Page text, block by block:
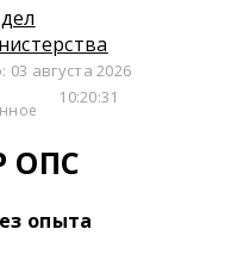
августа 2026
10:20:31
ОПС
опыта